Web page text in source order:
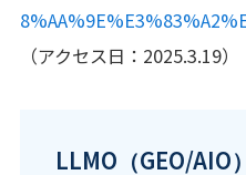
（アクセス日：2025.3.19）
LLMO（GEO/AIO